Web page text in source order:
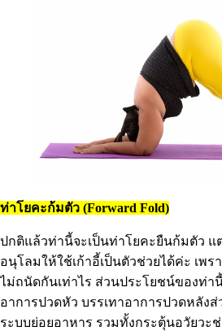
ท่าโยคะก้มตัว (Forward Fold)
ปกติแล้วท่านี้จะเป็นท่าโยคะยืนก้มตัว แ
อนุโลมให้ใช้เก้าอี้เป็นตัวช่วยได้ค่ะ เพ
ไม่ถนัดกันเท่าไร ส่วนประโยชน์ของท่า
อาการปวดหัว บรรเทาอาการปวดหลัง
ระบบย่อยอาหาร รวมทั้งกระตุ้นอวัยวะ